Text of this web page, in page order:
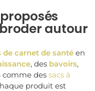
autour
carnet de santé en
, des bavoirs,
comme des sacs à
produit est